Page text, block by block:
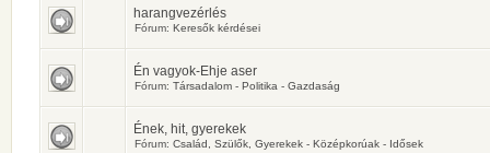
harangvezérlés
Fórum: Keresők kérdései
Én vagyok-Ehje aser
Fórum: Társadalom - Politika - Gazdaság
Ének, hit, gyerekek
Fórum: Család, Szülők, Gyerekek - Középkorúak - Idősek